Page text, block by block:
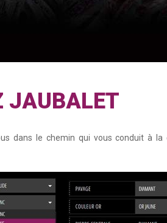
JAUBALET
dans le chemin qui vous conduit à